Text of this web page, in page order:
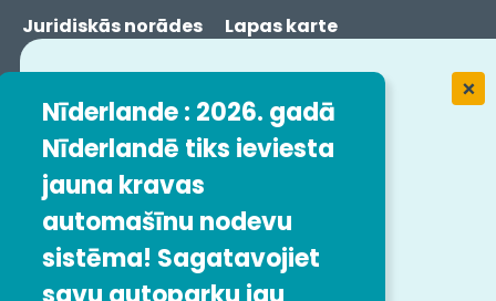
Nīderlande : 2026. gadā
Nīderlandē tiks ieviesta
jauna kravas
automašīnu nodevu
sistēma! Sagatavojiet
© Easytrip Transport Services
Juridiskās norādes
Lapas karte
Ziņošana par pārkāpumiem
Pieejamība